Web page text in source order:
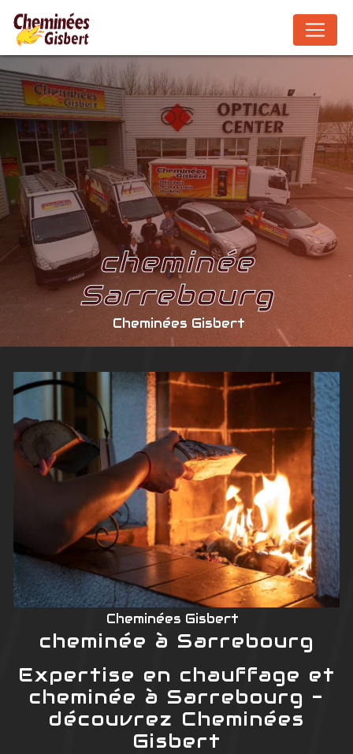
cheminée
Sarrebourg
Cheminées Gisbert
Cheminées Gisbert
cheminée à Sarrebourg
Expertise en chauffage et
cheminée à Sarrebourg -
découvrez Cheminées
Gisbert